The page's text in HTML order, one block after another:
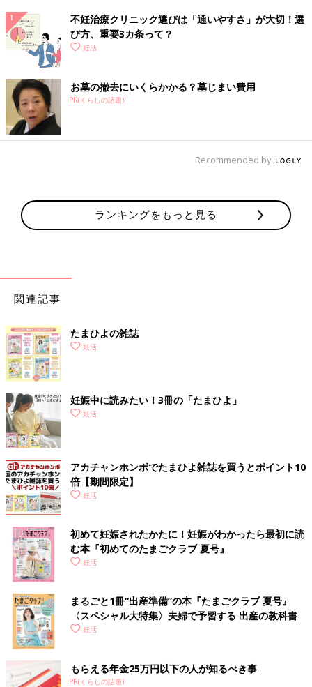
不妊治療クリニック選びは「通いやすさ」が大切！選
び方、重要3カ条って？
妊活
お墓の撤去にいくらかかる？墓じまい費用
PR(くらしの話題)
Recommended by
ランキングをもっと見る
関連記事
たまひよの雑誌
妊活
妊娠中に読みたい！3冊の「たまひよ」
妊活
アカチャンホンポでたまひよ雑誌を買うとポイント10
倍【期間限定】
妊活
初めて妊娠されたかたに！妊娠がわかったら最初に読
む本『初めてのたまごクラブ 夏号』
妊活
まるごと1冊“出産準備”の本『たまごクラブ 夏号』
〈スペシャル大特集〉夫婦で予習する 出産の教科書
妊活
もらえる年金25万円以下の人が知るべき事
PR(くらしの話題)